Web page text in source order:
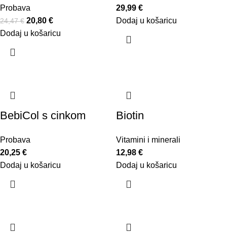
Probava
24,47€ 20,80 €
Dodaj u košaricu
29,99 €
Dodaj u košaricu
BebiCol s cinkom
Probava
20,25 €
Dodaj u košaricu
Biotin
Vitamini i minerali
12,98 €
Dodaj u košaricu